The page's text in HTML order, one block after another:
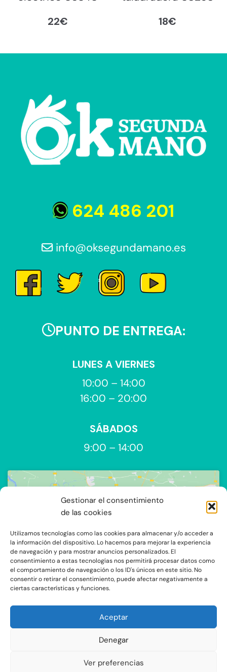
Gestionar el consentimiento
de las cookies
Utilizamos tecnologías como las cookies para almacenar y/o acceder a
la información del dispositivo. Lo hacemos para mejorar la experiencia
de navegación y para mostrar anuncios personalizados. El
consentimiento a estas tecnologías nos permitirá procesar datos como
el comportamiento de navegación o los ID's únicos en este sitio. No
consentir o retirar el consentimiento, puede afectar negativamente a
ciertas características y funciones.
Aceptar
Denegar
Ver preferencias
22€ 18€
624 486 201
info@oksegundamano.es
PUNTO DE ENTREGA:
LUNES A VIERNES
10:00 – 14:00
16:00 – 20:00
SÁBADOS
9:00 – 14:00
Haz clic para aceptar cookies de
marketing y permitir este contenido
C/Ocaña 205, local 3 y 4 C.P: 28047 - Madrid